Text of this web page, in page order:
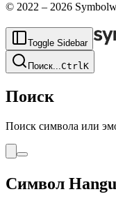
© 2022 – 2026
Toggle Sidebar
Поиск...CtrlK
Поиск
Поиск символа или
Символ